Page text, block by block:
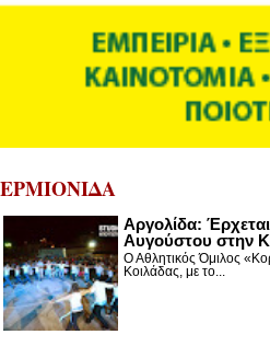
ΕΡΜΙΟΝΙΔΑ
Αργολίδα:
Αυγούστου στην
Ο Αθλητικός Όμιλος
Κοιλάδας, με το...